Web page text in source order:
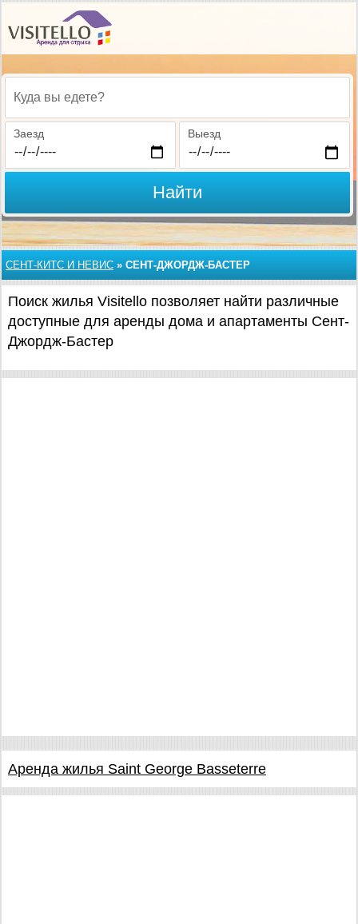
Куда вы едете?
Заезд Выезд
Найти
СЕНТ-КИТС И НЕВИС » СЕНТ-ДЖОРДЖ-БАСТЕР
Поиск жилья Visitello позволяет найти различные
доступные для аренды дома и апартаменты Сент-
Джордж-Бастер
Аренда жилья Saint George Basseterre